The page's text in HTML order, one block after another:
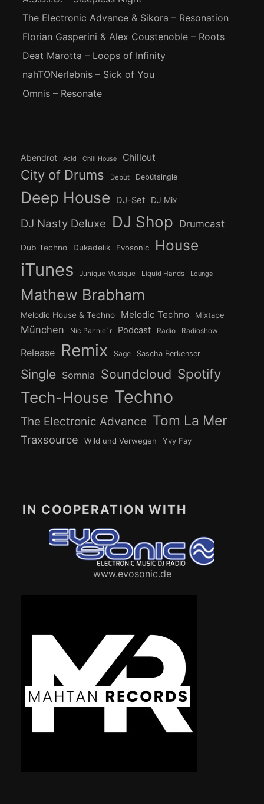
The Electronic Advance & Sikora – Resonation
Florian Gasperini & Alex Coustenoble – Roots
Deat Marotta – Loops of Infinity
nahTONerlebnis – Sick of You
Omnis – Resonate
Abendrot Acid Chill House Chillout
City of Drums Debüt Debütsingle
Deep House DJ-Set DJ Mix
DJ Nasty Deluxe DJ Shop Drumcast
Dub Techno Dukadelik Evosonic House
iTunes Junique Musique Liquid Hands Lounge
Mathew Brabham
Melodic House & Techno Melodic Techno Mixtape
München Nic Pannie´r Podcast Radio Radioshow
Release Remix Sage Sascha Berkenser
Single Somnia Soundcloud Spotify
Tech-House Techno
The Electronic Advance Tom La Mer
Traxsource Wild und Verwegen Yvy Fay
IN COOPERATION WITH
www.evosonic.de